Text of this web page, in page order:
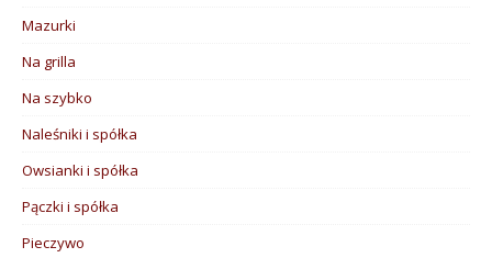
Mazurki
Na grilla
Na szybko
Naleśniki i spółka
Owsianki i spółka
Pączki i spółka
Pieczywo